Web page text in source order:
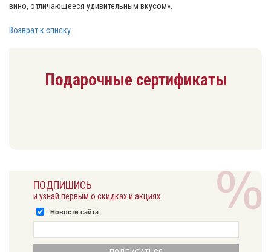
вино, отличающееся удивительным вкусом».
Возврат к списку
Подарочные сертификаты
ПОДПИШИСЬ
и узнай первым о скидках и акциях
Новости сайта